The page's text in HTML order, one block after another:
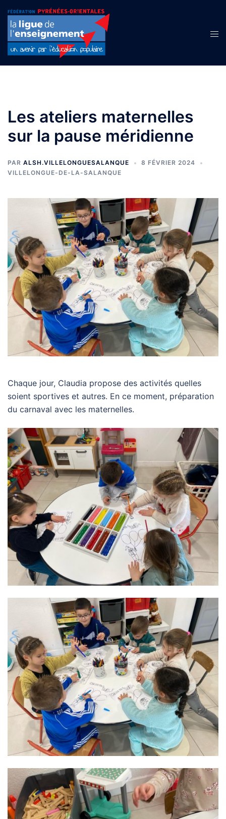
contenu
Les ateliers maternelles
sur la pause méridienne
PAR ALSH.VILLELONGUESALANQUE
8 FÉVRIER 2024
VILLELONGUE-DE-LA-SALANQUE
Chaque jour, Claudia propose des activités quelles
soient sportives et autres. En ce moment, préparation
du carnaval avec les maternelles.